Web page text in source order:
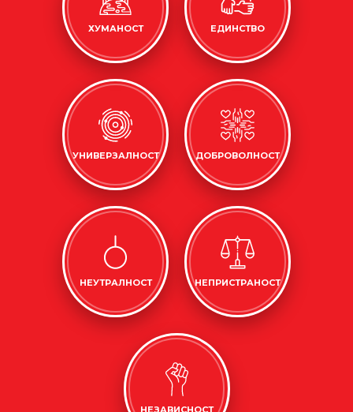
ХУМАНОСТ ЕДИНСТВО
УНИВЕРЗАЛНОСТ ДОБРОВОЛНОСТ
НЕУТРАЛНОСТ НЕПРИСТРАНОСТ